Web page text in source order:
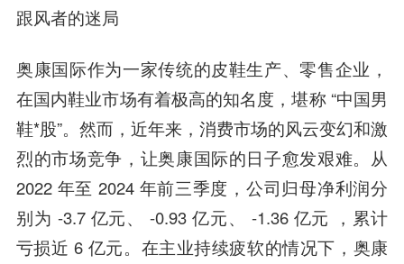
跟风者的迷局
奥康国际作为一家传统的皮鞋生产、零售企业，
在国内鞋业市场有着极高的知名度，堪称 “中国男
鞋*股”。然而，近年来，消费市场的风云变幻和激
烈的市场竞争，让奥康国际的日子愈发艰难。从
2022 年至 2024 年前三季度，公司归母净利润分
别为 -3.7 亿元、 -0.93 亿元、 -1.36 亿元 ，累计
亏损近 6 亿元。在主业持续疲软的情况下，奥康